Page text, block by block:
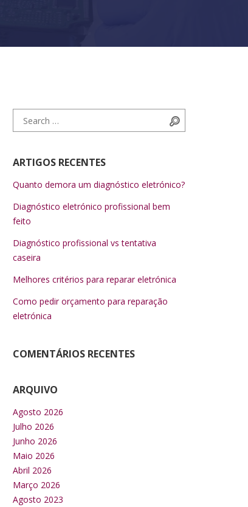
Search for:
ARTIGOS RECENTES
Quanto demora um diagnóstico eletrónico?
Diagnóstico eletrónico profissional bem
feito
Diagnóstico profissional vs tentativa
caseira
Melhores critérios para reparar eletrónica
Como pedir orçamento para reparação
eletrónica
COMENTÁRIOS RECENTES
ARQUIVO
Agosto 2026
Julho 2026
Junho 2026
Maio 2026
Abril 2026
Março 2026
Agosto 2023